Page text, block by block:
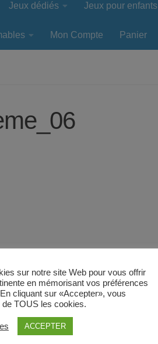
Jeux dédiés Jeux pour enfants
Mon Compte Panier
sur notre site Web pour vous offrir
en mémorisant vos préférences
cliquant sur «Accepter», vous
TOUS les cookies.
ACCEPTER